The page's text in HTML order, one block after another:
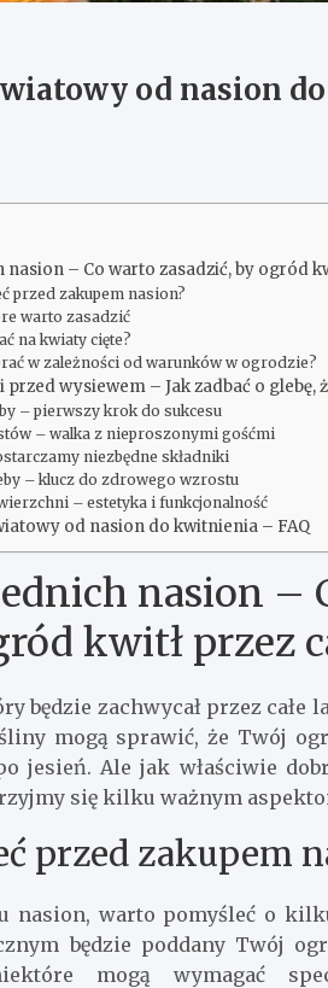
od nasion
– Co warto zasadzić, by ogród
przed zakupem nasion?
warto zasadzić
na kwiaty cięte?
w zależności od warunków w ogrodzie?
wysiewem – Jak zadbać o glebę,
– pierwszy krok do sukcesu
– walka z nieproszonymi gośćmi
niezbędne składniki
– klucz do zdrowego wzrostu
– estetyka i funkcjonalność
od nasion do kwitnienia – FAQ
nasion –
kwitł przez
będzie zachwycał przez
mogą sprawić, że Twój
jesień. Ale jak właściwie
się kilku ważnym
przed zakupem
nasion, warto pomyśleć o
będzie poddany Twój
mogą wymagać